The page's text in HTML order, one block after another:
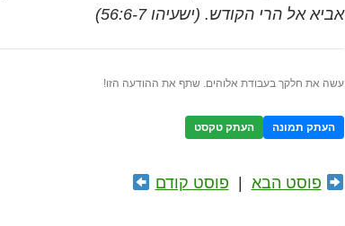
אביא אל הרי הקודש. (ישעיהו 56:6-7)
עשה את חלקך בעבודת אלוהים. שתף את ההודעה הזו!
העתק תמונה העתק טקסט
פוסט הבא פוסט קודם